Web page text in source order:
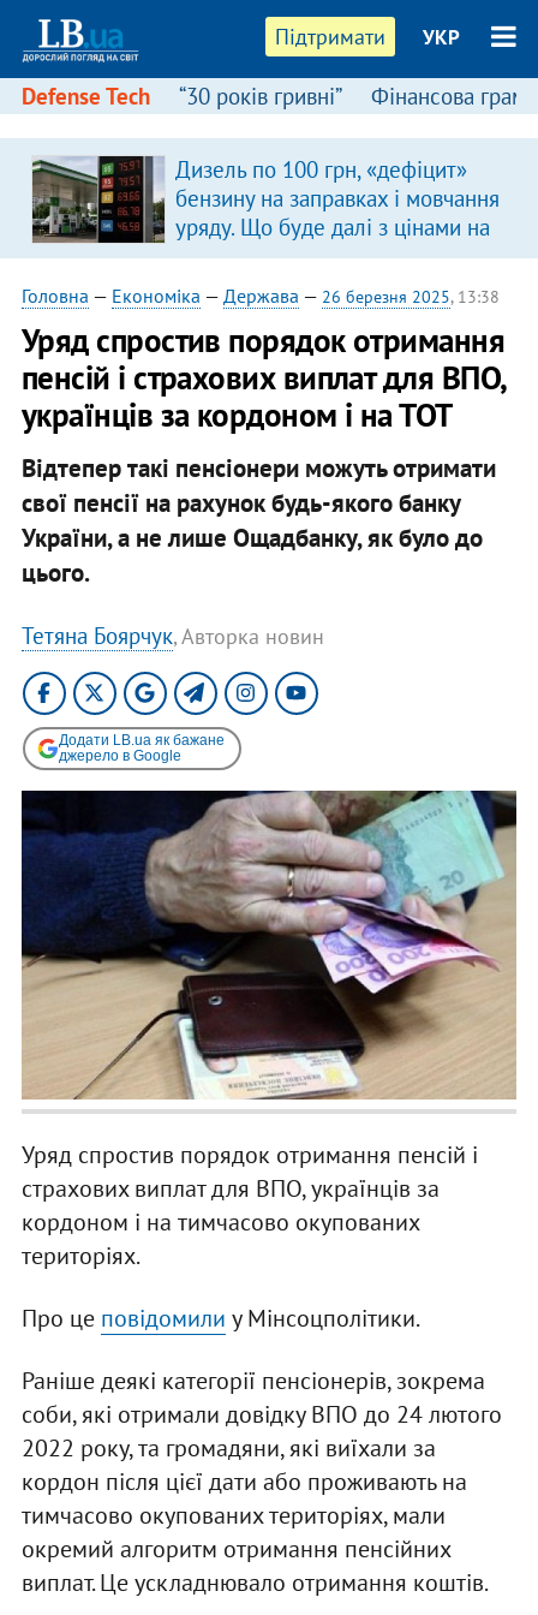
Підтримати УКР
Defense Tech “30 років гривні” Фінансова
Дизель по 100 грн, «дефіцит»
бензину на заправках і мовчання
уряду. Що буде далі з цінами на
пальне?
Головна — Економіка — Держава — 26 березня 2025, 13:38
Уряд спростив порядок отримання
пенсій і страхових виплат для ВПО,
українців за кордоном і на ТОТ
Відтепер такі пенсіонери можуть отримати
свої пенсії на рахунок будь-якого банку
України, а не лише Ощадбанку, як було до
цього.
Тетяна Боярчук, Авторка новин
Додати LB.ua як бажане
джерело в Google
Уряд спростив порядок отримання пенсій і
страхових виплат для ВПО, українців за
кордоном і на тимчасово окупованих
територіях.
Про це повідомили у Мінсоцполітики.
Раніше деякі категорії пенсіонерів, зокрема
соби, які отримали довідку ВПО до 24 лютого
2022 року, та громадяни, які виїхали за
кордон після цієї дати або проживають на
тимчасово окупованих територіях, мали
окремий алгоритм отримання пенсійних
виплат. Це ускладнювало отримання коштів.